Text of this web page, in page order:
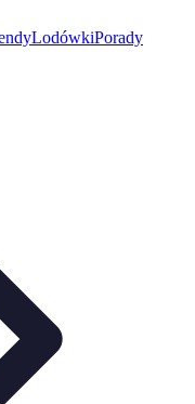
LodówkiPorady